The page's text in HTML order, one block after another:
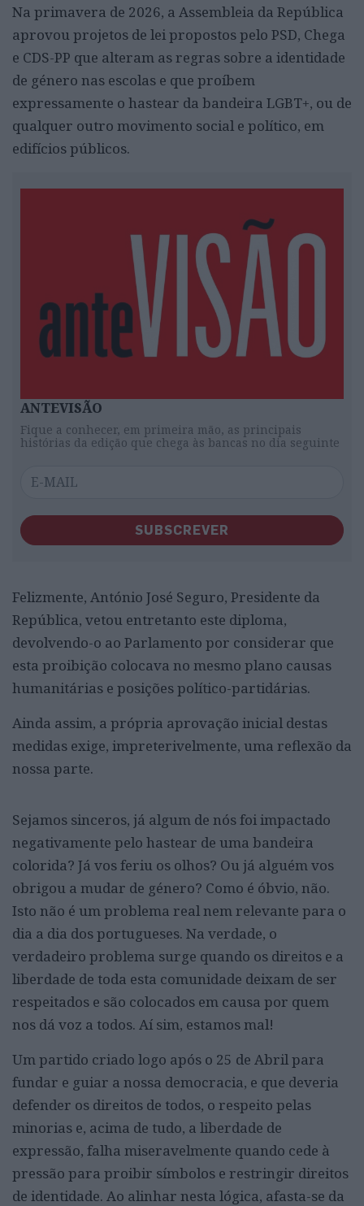
Na primavera de 2026, a Assembleia da República
aprovou projetos de lei propostos pelo PSD, Chega
e CDS-PP que alteram as regras sobre a identidade
de género nas escolas e que proíbem
expressamente o hastear da bandeira LGBT+, ou de
qualquer outro movimento social e político, em
edifícios públicos.
ANTEVISÃO
Fique a conhecer, em primeira mão, as principais
histórias da edição que chega às bancas no dia seguinte
SUBSCREVER
Felizmente, António José Seguro, Presidente da
República, vetou entretanto este diploma,
devolvendo-o ao Parlamento por considerar que
esta proibição colocava no mesmo plano causas
humanitárias e posições político-partidárias.
Ainda assim, a própria aprovação inicial destas
medidas exige, impreterivelmente, uma reflexão da
nossa parte.
Sejamos sinceros, já algum de nós foi impactado
negativamente pelo hastear de uma bandeira
colorida? Já vos feriu os olhos? Ou já alguém vos
obrigou a mudar de género? Como é óbvio, não.
Isto não é um problema real nem relevante para o
dia a dia dos portugueses. Na verdade, o
verdadeiro problema surge quando os direitos e a
liberdade de toda esta comunidade deixam de ser
respeitados e são colocados em causa por quem
nos dá voz a todos. Aí sim, estamos mal!
Um partido criado logo após o 25 de Abril para
fundar e guiar a nossa democracia, e que deveria
defender os direitos de todos, o respeito pelas
minorias e, acima de tudo, a liberdade de
expressão, falha miseravelmente quando cede à
pressão para proibir símbolos e restringir direitos
de identidade. Ao alinhar nesta lógica, afasta-se da